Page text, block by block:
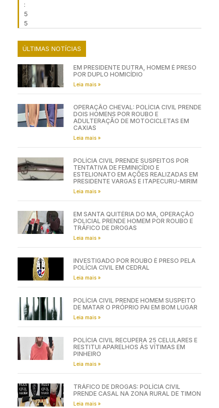
:
5
5
ÚLTIMAS NOTÍCIAS
EM PRESIDENTE DUTRA, HOMEM É PRESO
POR DUPLO HOMICÍDIO
Leia mais »
OPERAÇÃO CHEVAL: POLÍCIA CIVIL PRENDE
DOIS HOMENS POR ROUBO E
ADULTERAÇÃO DE MOTOCICLETAS EM
CAXIAS
Leia mais »
POLÍCIA CIVIL PRENDE SUSPEITOS POR
TENTATIVA DE FEMINICÍDIO E
ESTELIONATO EM AÇÕES REALIZADAS EM
PRESIDENTE VARGAS E ITAPECURU-MIRIM
Leia mais »
EM SANTA QUITÉRIA DO MA, OPERAÇÃO
POLICIAL PRENDE HOMEM POR ROUBO E
TRÁFICO DE DROGAS
Leia mais »
INVESTIGADO POR ROUBO É PRESO PELA
POLÍCIA CIVIL EM CEDRAL
Leia mais »
POLÍCIA CIVIL PRENDE HOMEM SUSPEITO
DE MATAR O PRÓPRIO PAI EM BOM LUGAR
Leia mais »
POLÍCIA CIVIL RECUPERA 25 CELULARES E
RESTITUI APARELHOS ÀS VÍTIMAS EM
PINHEIRO
Leia mais »
TRÁFICO DE DROGAS: POLÍCIA CIVIL
PRENDE CASAL NA ZONA RURAL DE TIMON
Leia mais »